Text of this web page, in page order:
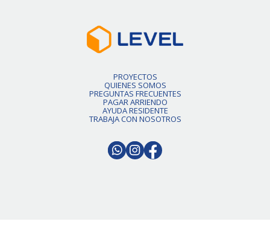
PROYECTOS
QUIENES SOMOS
PREGUNTAS FRECUENTES
PAGAR ARRIENDO
AYUDA RESIDENTE
TRABAJA CON NOSOTROS